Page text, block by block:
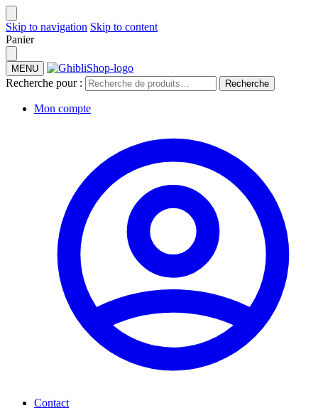
Skip to navigation Skip to content
Panier
MENU
Recherche pour : Recherche
Mon compte
Contact